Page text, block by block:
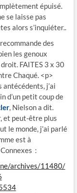
épuisé.
se laisse pas
alors s’inquiéter..
des
les genoux
FAITES 3 x 30
Chaqué. <p>
j’ai
d’un petit coup de
, Nielson a dit.
et peut-être plus
le monde, j’ai parlé
est à
：
archives/11480/